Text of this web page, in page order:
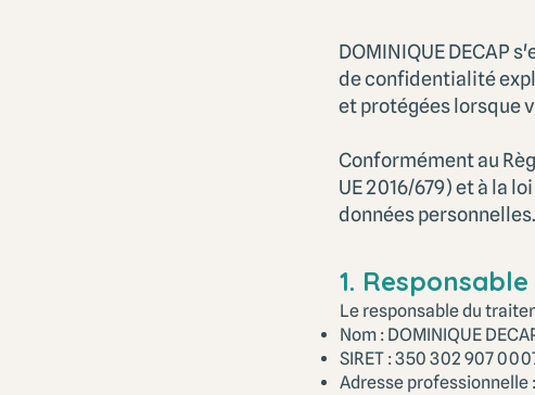
DOMINIQUE DECAP
de confidentialité
et protégées lorsque
Conformément au
UE 2016/679) et à la
données personnelles.
1.
Le responsable du
Nom : DOMINIQUE
SIRET : 350 302 907
Adresse professionnelle :